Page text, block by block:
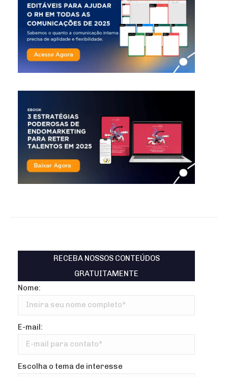
RECEBA NOSSOS CONTEÚDOS
GRATUITAMENTE
Nome:
E-mail:
Escolha o tema de interesse